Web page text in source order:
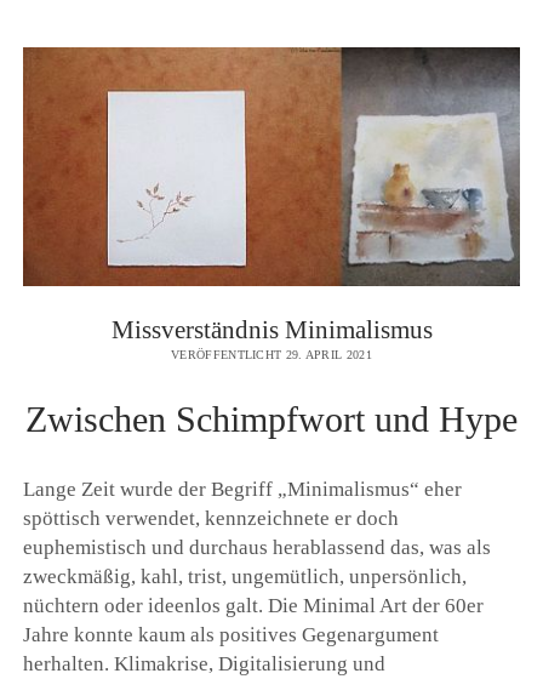
Missverständnis Minimalismus
VERÖFFENTLICHT 29. APRIL 2021
Zwischen Schimpfwort und Hype
Lange Zeit wurde der Begriff „Minimalismus“ eher
spöttisch verwendet, kennzeichnete er doch
euphemistisch und durchaus herablassend das, was als
zweckmäßig, kahl, trist, ungemütlich, unpersönlich,
nüchtern oder ideenlos galt. Die Minimal Art der 60er
Jahre konnte kaum als positives Gegenargument
herhalten. Klimakrise, Digitalisierung und